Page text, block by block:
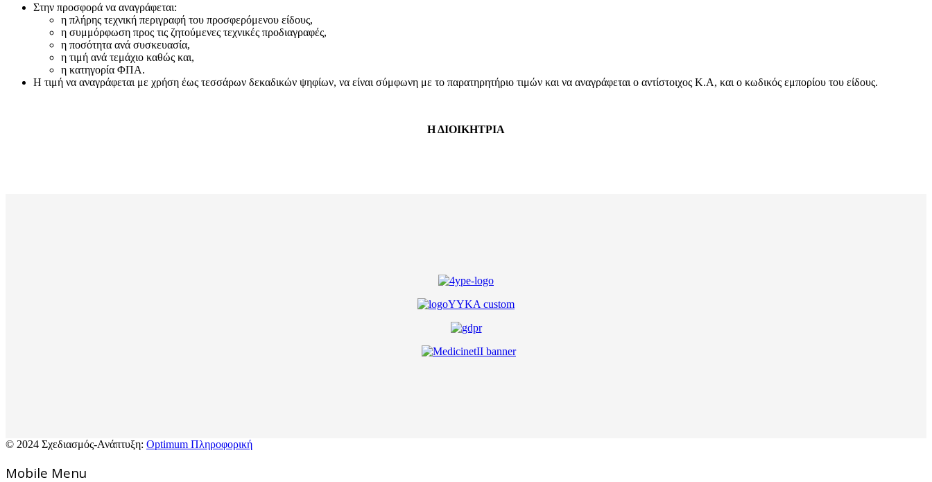
Στην προσφορά να αναγράφεται:
η πλήρης τεχνική περιγραφή του προσφερόμενου είδους,
η συμμόρφωση προς τις ζητούμενες τεχνικές προδιαγραφές,
η ποσότητα ανά συσκευασία,
η τιμή ανά τεμάχιο καθώς και,
η κατηγορία ΦΠΑ.
Η τιμή να αναγράφεται με χρήση έως τεσσάρων δεκαδικών ψηφίων, να είναι σύμφωνη με το παρατηρητήριο τιμών και να αναγράφεται ο αντίστοιχος Κ.Α, και ο κωδικός εμπορίου του είδους.
Η ΔΙΟΙΚΗΤΡΙΑ
© 2024 Σχεδιασμός-Ανάπτυξη: Optimum Πληροφορική
Mοbile Menu